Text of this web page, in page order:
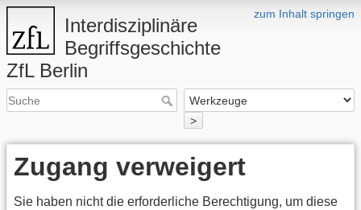
zum Inhalt springen
Interdisziplinäre
Begriffsgeschichte
ZfL Berlin
>
Zugang verweigert
Sie haben nicht die erforderliche Berechtigung, um diese